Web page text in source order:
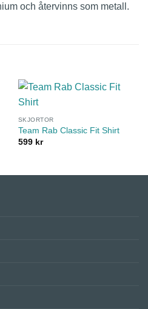
och återvinns som metall.
SKJORTOR
Team Rab Classic Fit Shirt
599 kr